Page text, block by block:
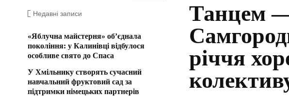
Танцем —
річчя
Недавні записи
«Яблучна майстерня» об’єднала
покоління: у Калинівці відбулося
особливе свято до Спаса
У Хмільнику створять сучасний
навчальний фруктовий сад за
підтримки німецьких партнерів